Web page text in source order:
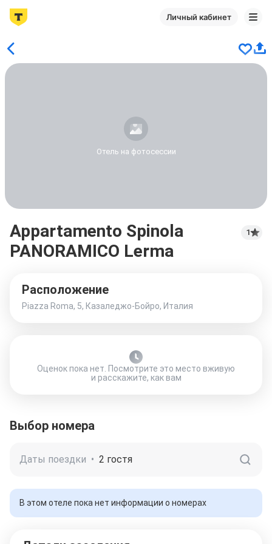
Личный кабинет
Отель на фотосессии
Appartamento Spinola
PANORAMICO Lerma
1
Расположение
Piazza Roma, 5, Казаледжо-Бойро, Италия
Оценок пока нет. Посмотрите это место вживую
и расскажите, как вам
Выбор номера
Даты поездки • 2 гостя
В этом отеле пока нет информации о номерах